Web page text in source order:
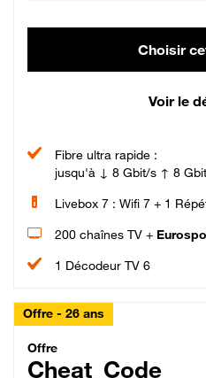
Choisir
Voir le
Fibre ultra rapide :
jusqu'à ↓ 8 Gbit/s ↑ 8
Livebox 7 : Wifi 7 + 1
200 chaînes TV +
1 Décodeur TV 6
Offre - 26 ans
Cheat_Code
Offre
Cheat_Code